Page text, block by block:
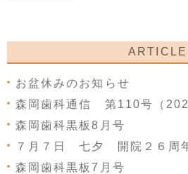
ARTICLE
お盆休みのお知らせ
森岡歯科通信 第110号（
森岡歯科黒板8月号
７月７日 七夕 開院２６
森岡歯科黒板7月号